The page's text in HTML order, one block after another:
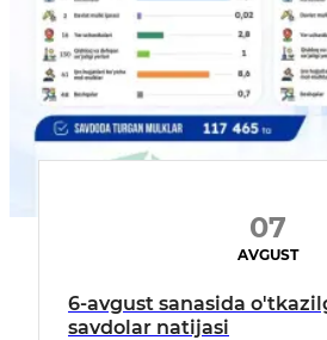
07
AVGUST
6-avgust sanasida
savdolar natijasi